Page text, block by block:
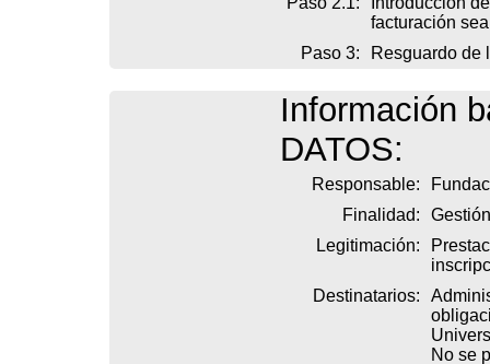
facturación
Paso 3:
Resguardo de
Información
DATOS:
Responsable:
Finalidad:
Legitimación:
Destinatarios:
No se